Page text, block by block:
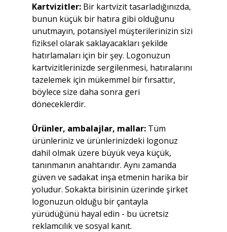
Kartvizitler: Bir kartvizit tasarladığınızda,
bunun küçük bir hatıra gibi olduğunu
unutmayın, potansiyel müşterilerinizin sizi
fiziksel olarak saklayacakları şekilde
hatırlamaları için bir şey. Logonuzun
kartvizitlerinizde sergilenmesi, hatıralarını
tazelemek için mükemmel bir fırsattır,
böylece size daha sonra geri
döneceklerdir.
Ürünler, ambalajlar, mallar: Tüm
ürünleriniz ve ürünlerinizdeki logonuz
dahil olmak üzere büyük veya küçük,
tanınmanın anahtarıdır. Aynı zamanda
güven ve sadakat inşa etmenin harika bir
yoludur. Sokakta birisinin üzerinde şirket
logonuzun olduğu bir çantayla
yürüdüğünü hayal edin - bu ücretsiz
reklamcılık ve sosyal kanıt.